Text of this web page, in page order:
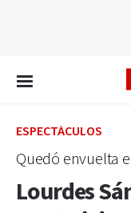
ESPECTÁCULOS
Quedó envuelta
Lourdes